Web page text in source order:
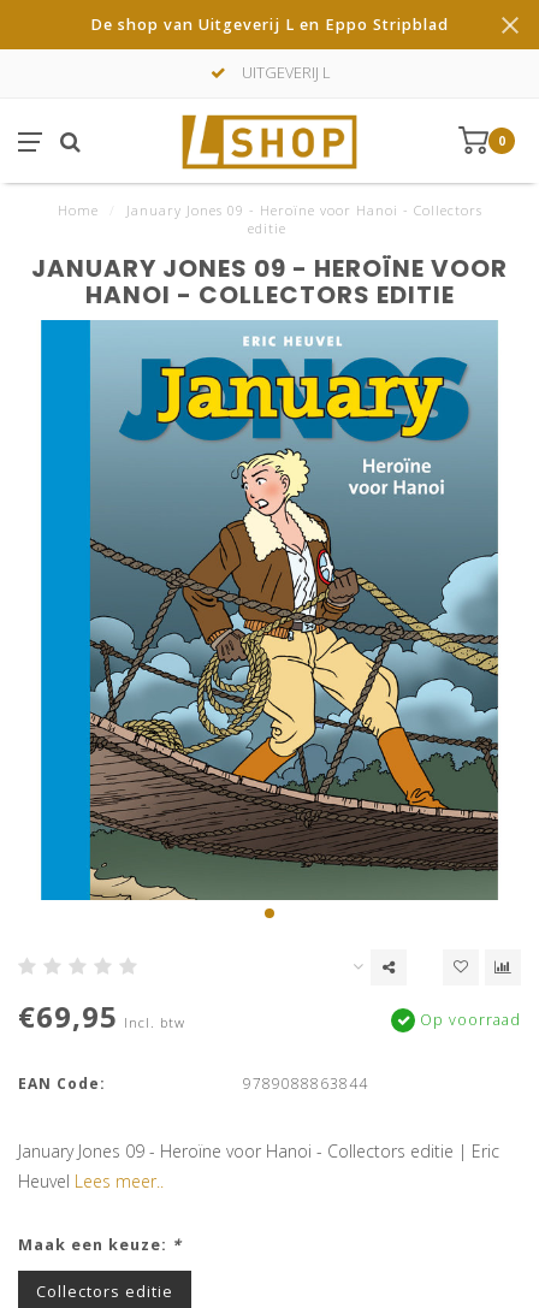
De shop van Uitgeverij L en Eppo Stripblad
UITGEVERIJ L
0
Home
January Jones 09 - Heroïne voor Hanoi - Collectors
editie
JANUARY JONES 09 - HEROÏNE VOOR
HANOI - COLLECTORS EDITIE
€69,95 Incl. btw Op voorraad
EAN Code: 9789088863844
January Jones 09 - Heroïne voor Hanoi - Collectors editie | Eric
Heuvel Lees meer..
Maak een keuze: *
Collectors editie